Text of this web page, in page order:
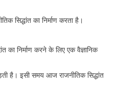
सिद्धांत का निर्माण करता है।
का निर्माण करने के लिए एक वैज्ञानिक
है। इसी समय आज राजनीतिक सिद्धांत